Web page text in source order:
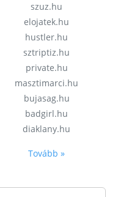
szuz.hu
elojatek.hu
hustler.hu
sztriptiz.hu
private.hu
masztimarci.hu
bujasag.hu
badgirl.hu
diaklany.hu
Tovább »